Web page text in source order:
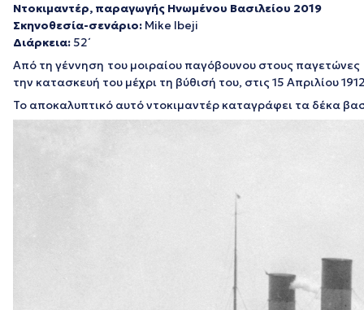
Ντοκιμαντέρ, παραγωγής Ηνωμένου Βασιλείου 2019
Σκηνοθεσία-σενάριο: Mike Ibeji
Διάρκεια: 52΄
Από τη γέννηση του μοιραίου παγόβουνου στους παγετώνες
την κατασκευή του μέχρι τη βύθισή του, στις 15 Απριλίου
Το αποκαλυπτικό αυτό ντοκιμαντέρ καταγράφει τα δέκα